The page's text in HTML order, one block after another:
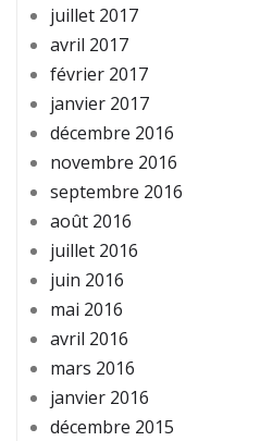
juillet 2017
avril 2017
février 2017
janvier 2017
décembre 2016
novembre 2016
septembre 2016
août 2016
juillet 2016
juin 2016
mai 2016
avril 2016
mars 2016
janvier 2016
décembre 2015